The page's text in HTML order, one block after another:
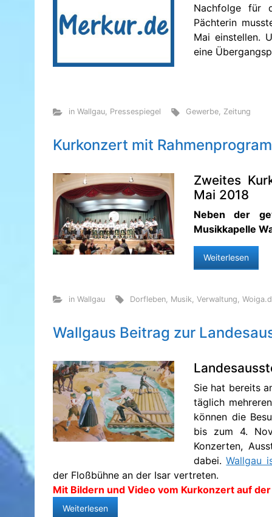
Nachfolge für
Pächterin
Mai einstellen.
eine
in Wallgau, Pressespiegel Gewerbe, Zeitung
Kurkonzert mit
Zweites
Mai 2018
Neben der
Musikkapelle
Weiterlesen
in Wallgau Dorfleben Musik ,Verwaltung ,
Wallgaus Beitrag zur
Sie hat bereits
täglich
können die
bis zum 4.
Konzerten,
dabei.Wallgau
der Floßbühne an der Isar vertreten.
Mit Bildern und Video vom Kurkonzert auf
Weiterlesen